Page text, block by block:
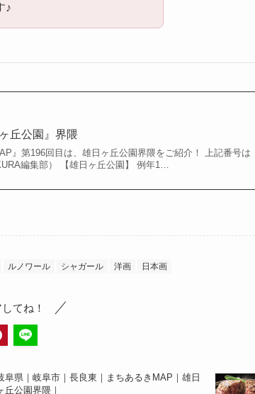
♪
丘公園』界隈
』第196回目は、雄日ヶ丘公園界隈をご紹介！ 上記番号は
編集部） 【雄日ヶ丘公園】 例年1…
ルノワール シャガール 洋画 日本画
てね！
阜県｜岐阜市｜長良東｜まちあるきMAP｜雄日
丘公園界隈｜